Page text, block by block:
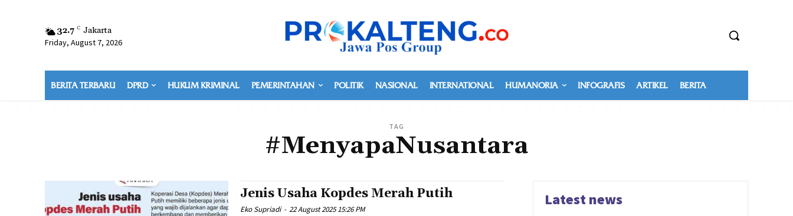
32.7 C Jakarta
Friday, August 7, 2026
BERITA TERBARU DPRD HUKUM KRIMINAL PEMERINTAHAN POLITIK NASIONAL INTERNATIONAL HUMANORIA INFOGRAFIS ARTIKEL BERITA
TAG
#MenyapaNusantara
Jenis Usaha Kopdes Merah Putih
Eko Supriadi - 22 August 2025 15:26 PM
Latest news